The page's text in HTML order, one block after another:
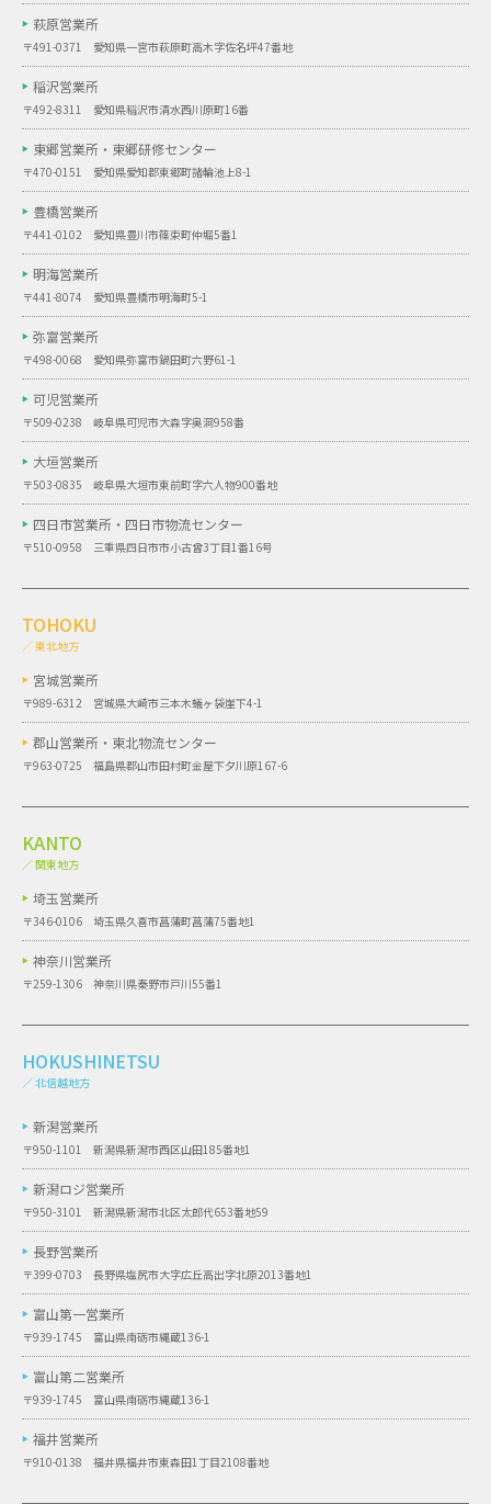
萩原営業所
〒491-0371 愛知県一宮市萩原町高木字佐名坪47番地
稲沢営業所
〒492-8311 愛知県稲沢市清水西川原町16番
東郷営業所・ 東郷研修センター
〒470-0151 愛知県愛知郡東郷町諸輪池上8-1
豊橋営業所
〒441-0102 愛知県豊川市篠束町仲堀5番1
明海営業所
〒441-8074 愛知県豊橋市明海町5-1
弥富営業所
〒498-0068 愛知県弥富市鍋田町六野61-1
可児営業所
〒509-0238 岐阜県可児市大森字奥洞958番
大垣営業所
〒503-0835 岐阜県大垣市東前町字六人物900番地
四日市営業所・ 四日市物流センター
〒510-0958 三重県四日市市小古曾3丁目1番16号
TOHOKU
／ 東北地方
宮城営業所
〒989-6312 宮城県大崎市三本木蟻ヶ袋崖下4-1
郡山営業所・ 東北物流センター
〒963-0725 福島県郡山市田村町金屋下夕川原167-6
KANTO
／ 関東地方
埼玉営業所
〒346-0106 埼玉県久喜市菖蒲町菖蒲75番地1
神奈川営業所
〒259-1306 神奈川県秦野市戸川55番1
HOKUSHINETSU
／ 北信越地方
新潟営業所
〒950-1101 新潟県新潟市西区山田185番地1
新潟ロジ営業所
〒950-3101 新潟県新潟市北区太郎代653番地59
長野営業所
〒399-0703 長野県塩尻市大字広丘高出字北原2013番地1
富山第一営業所
〒939-1745 富山県南砺市縄蔵136-1
富山第二営業所
〒939-1745 富山県南砺市縄蔵136-1
福井営業所
〒910-0138 福井県福井市東森田1丁目2108番地